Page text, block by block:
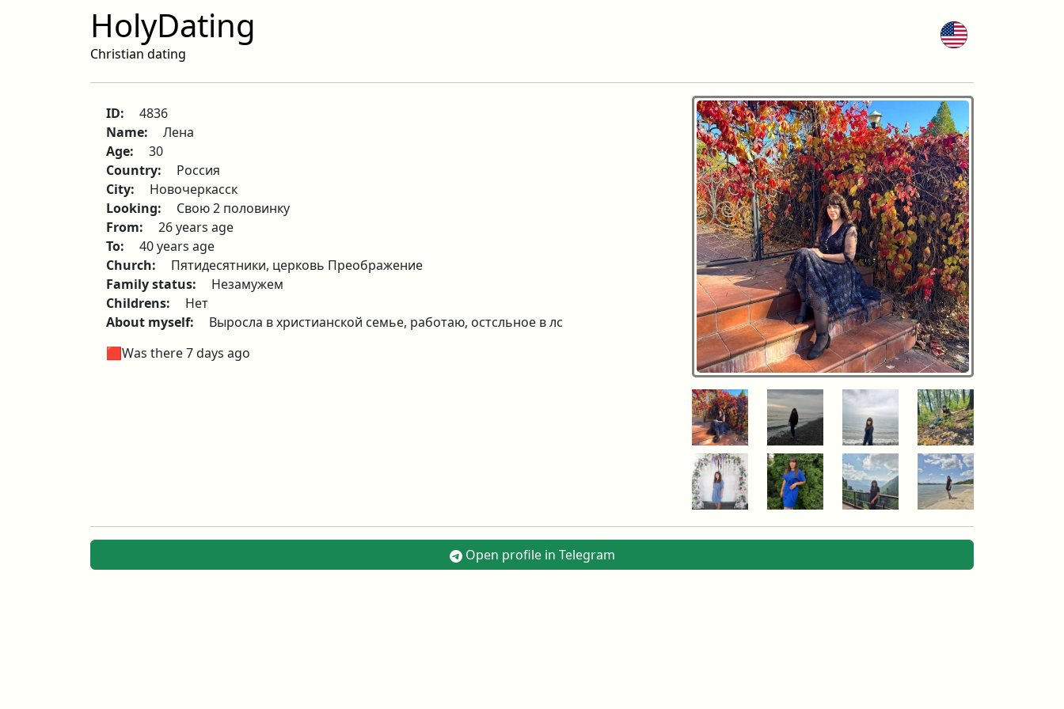
HolyDating
Christian dating
ID:
4836
Name:
Лена
Age:
30
Country:
Россия
City:
Новочеркасск
Looking:
Свою 2 половинку
From:
26 years age
To:
40 years age
Church:
Пятидесятники, церковь Преображение
Family status:
Незамужем
Childrens:
Нет
About myself:
Выросла в христианской семье, работаю, остсльное в лс
🟥Was there 7 days ago
Open profile in Telegram